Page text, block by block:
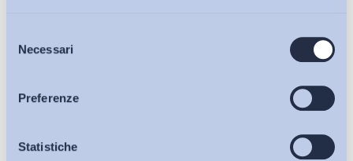
delNecessari
Preferenze
Statistiche
Bollettini ADAPT
Articoli
Osservatori
sulla pagina della